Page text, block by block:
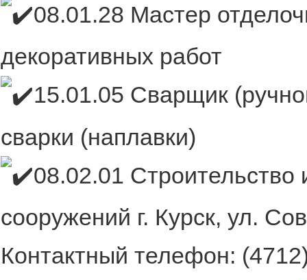
08.01.28 Мастер
декоративных работ
15.01.05 Сварщик
сварки (наплавки)
08.02.01 Строительство
сооружений г. Курск, ул.
Контактный телефон: